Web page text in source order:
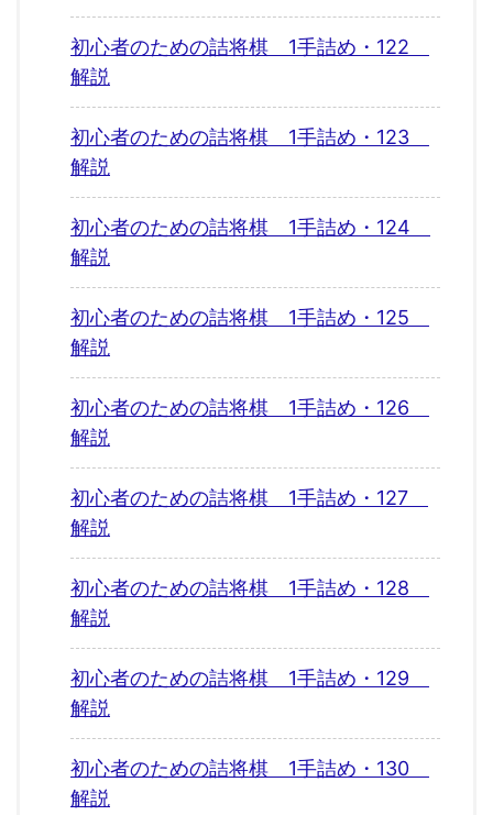
初心者のための詰将棋 1手詰め・122
解説
初心者のための詰将棋 1手詰め・123
解説
初心者のための詰将棋 1手詰め・124
解説
初心者のための詰将棋 1手詰め・125
解説
初心者のための詰将棋 1手詰め・126
解説
初心者のための詰将棋 1手詰め・127
解説
初心者のための詰将棋 1手詰め・128
解説
初心者のための詰将棋 1手詰め・129
解説
初心者のための詰将棋 1手詰め・130
解説